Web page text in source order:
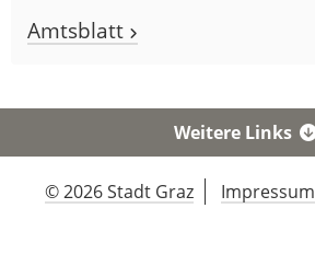
Amtsblatt
Weitere Links
© 2026 Stadt Graz Impressum